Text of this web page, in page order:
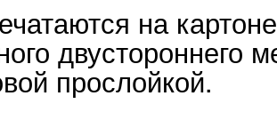
на
двустороннего
прослойкой.